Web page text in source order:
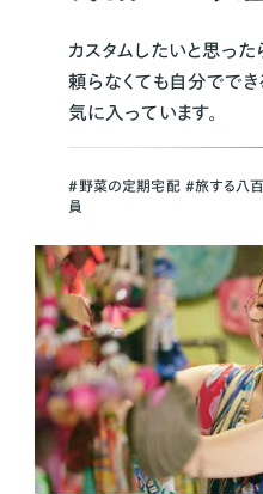
カスタムしたいと思った
頼らなくても自分ででき
気に入っています。
＃野菜の定期宅配 ＃旅する八
員